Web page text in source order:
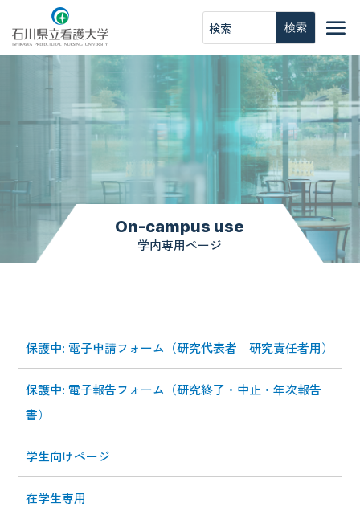
On-campus use
学内専用ページ
保護中: 電子申請フォーム（研究代表者 研究責任者用）
保護中: 電子報告フォーム（研究終了・中止・年次報告
書）
学生向けページ
在学生専用